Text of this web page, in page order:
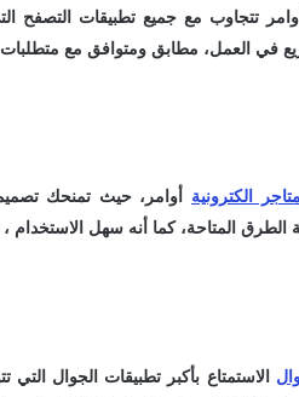
تتجاوب مع جميع تطبيقات التصفح
في العمل، مطابق ومتوافق مع
الكترونية أوامر، حيث تمنحك
الطرق المتاحة، كما أنه سهل
الاستمتاع بأكبر تطبيقات الجوال التي